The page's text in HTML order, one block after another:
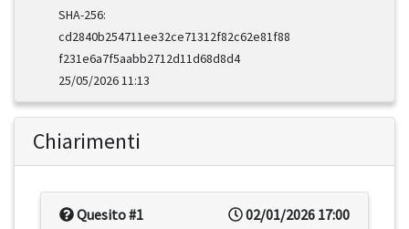
SHA-256:
cd2840b254711ee32ce71312f82c62e81f88
f231e6a7f5aabb2712d11d68d8d4
25/05/2026 11:13
Chiarimenti
02/01/2026 17:00
Quesito #1